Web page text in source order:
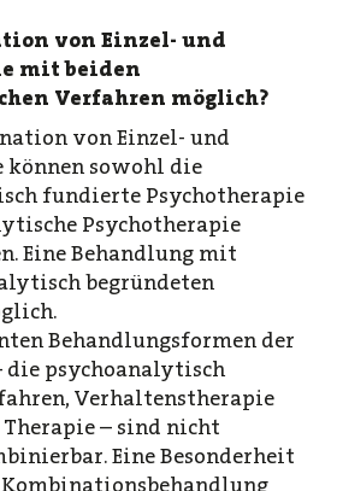
von Einzel- und
mit beiden
Verfahren möglich?
von Einzel- und
können sowohl die
fundierte Psychotherapie
Psychotherapie
Eine Behandlung mit
begründeten
Behandlungsformen der
die psychoanalytisch
Verhaltenstherapie
– sind nicht
Eine Besonderheit